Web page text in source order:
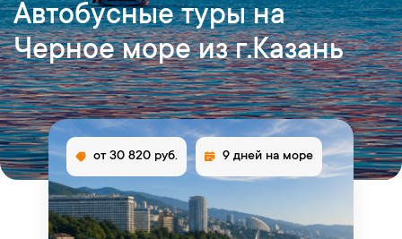
Автобусные туры на
Черное море из г.Казань
от 30 820 руб. 9 дней на море